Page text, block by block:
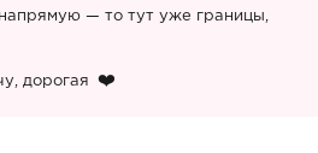
— то тут уже границы,
дорогая